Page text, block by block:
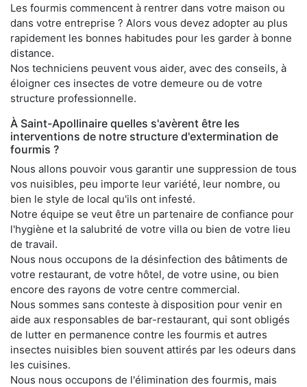
Les fourmis commencent à rentrer dans votre maison ou
dans votre entreprise ? Alors vous devez adopter au plus
rapidement les bonnes habitudes pour les garder à bonne
distance.
Nos techniciens peuvent vous aider, avec des conseils, à
éloigner ces insectes de votre demeure ou de votre
structure professionnelle.
À Saint-Apollinaire quelles s'avèrent être les
interventions de notre structure d'extermination de
fourmis ?
Nous allons pouvoir vous garantir une suppression de tous
vos nuisibles, peu importe leur variété, leur nombre, ou
bien le style de local qu'ils ont infesté.
Notre équipe se veut être un partenaire de confiance pour
l'hygiène et la salubrité de votre villa ou bien de votre lieu
de travail.
Nous nous occupons de la désinfection des bâtiments de
votre restaurant, de votre hôtel, de votre usine, ou bien
encore des rayons de votre centre commercial.
Nous sommes sans conteste à disposition pour venir en
aide aux responsables de bar-restaurant, qui sont obligés
de lutter en permanence contre les fourmis et autres
insectes nuisibles bien souvent attirés par les odeurs dans
les cuisines.
Nous nous occupons de l'élimination des fourmis, mais